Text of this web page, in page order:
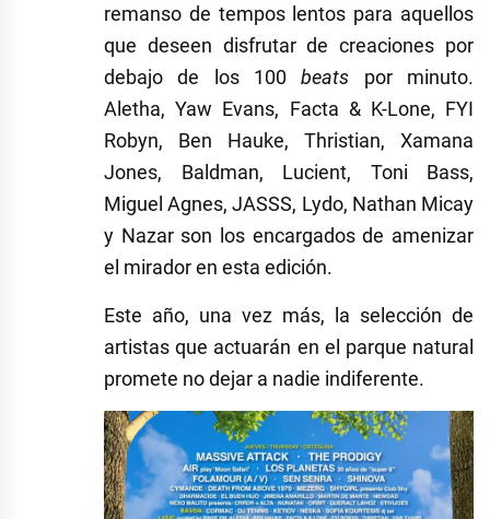
remanso de tempos lentos para aquellos
que deseen disfrutar de creaciones por
debajo de los 100beats por minuto.
Aletha, Yaw Evans, Facta & K-Lone, FYI
Robyn, Ben Hauke, Thristian, Xamana
Jones, Baldman, Lucient, Toni Bass,
Miguel Agnes, JASSS, Lydo, Nathan Micay
y Nazar son los encargados de amenizar
el mirador en esta edición.
Este año, una vez más, la selección de
artistas que actuarán en el parque natural
promete no dejar a nadie indiferente.